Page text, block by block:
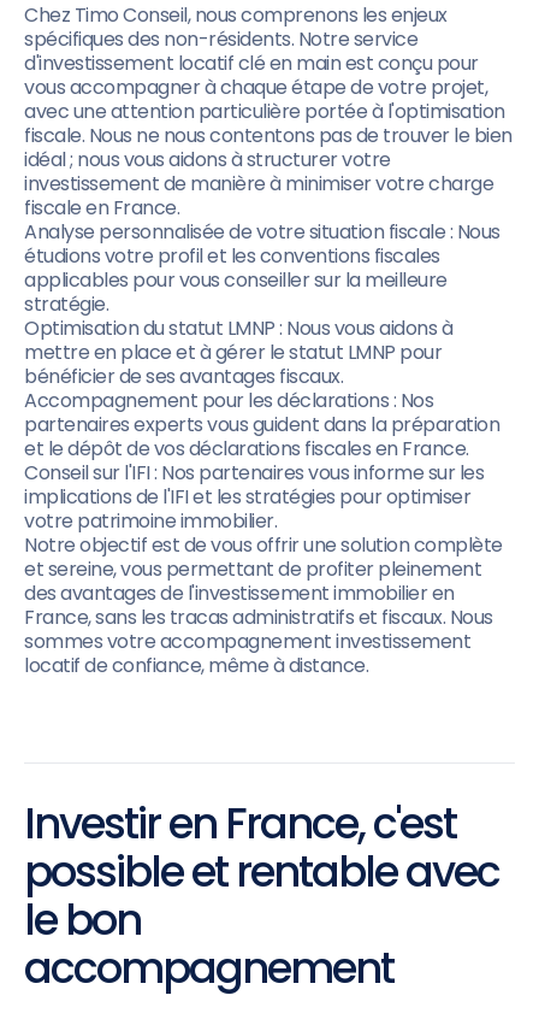
Chez Timo Conseil, nous comprenons les enjeux
spécifiques des non-résidents. Notre service
d'investissement locatif clé en main est conçu pour
vous accompagner à chaque étape de votre projet,
avec une attention particulière portée à l'optimisation
fiscale. Nous ne nous contentons pas de trouver le bien
idéal ; nous vous aidons à structurer votre
investissement de manière à minimiser votre charge
fiscale en France.
Analyse personnalisée de votre situation fiscale : Nous
étudions votre profil et les conventions fiscales
applicables pour vous conseiller sur la meilleure
stratégie.
Optimisation du statut LMNP : Nous vous aidons à
mettre en place et à gérer le statut LMNP pour
bénéficier de ses avantages fiscaux.
Accompagnement pour les déclarations : Nos
partenaires experts vous guident dans la préparation
et le dépôt de vos déclarations fiscales en France.
Conseil sur l'IFI : Nos partenaires vous informe sur les
implications de l'IFI et les stratégies pour optimiser
votre patrimoine immobilier.
Notre objectif est de vous offrir une solution complète
et sereine, vous permettant de profiter pleinement
des avantages de l'investissement immobilier en
France, sans les tracas administratifs et fiscaux. Nous
sommes votre accompagnement investissement
locatif de confiance, même à distance.
Investir en France, c'est
possible et rentable avec
le bon
accompagnement